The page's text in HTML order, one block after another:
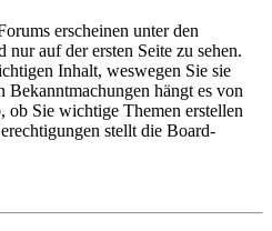
erscheinen unter den
auf der ersten Seite zu sehen.
Inhalt, weswegen Sie sie
Bekanntmachungen hängt es von
ob Sie wichtige Themen erstellen
stellt die Board-